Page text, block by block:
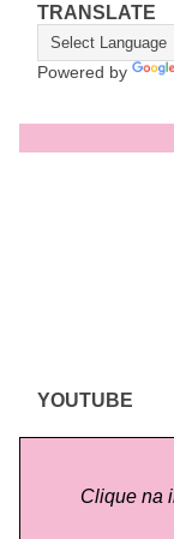
TRANSLATE
Powered by
YOUTUBE
Clique na